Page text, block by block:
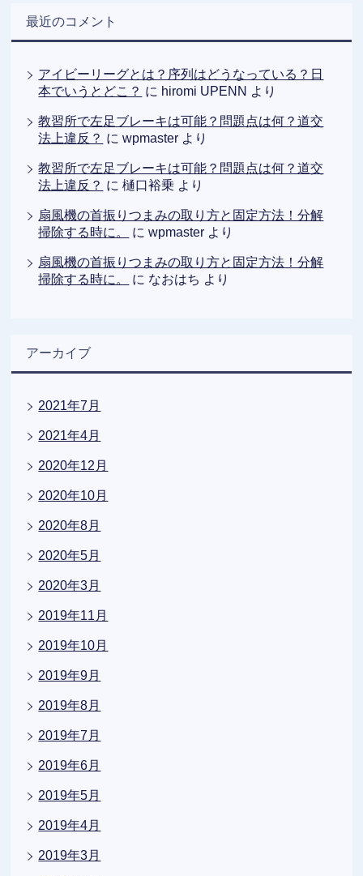
最近のコメント
アイビーリーグとは？序列はどうなっている？日
本でいうとどこ？ に hiromi UPENN より
教習所で左足ブレーキは可能？問題点は何？道交
法上違反？ にwpmaster より
教習所で左足ブレーキは可能？問題点は何？道交
法上違反？ に樋口裕乗 より
扇風機の首振りつまみの取り方と固定方法！分解
掃除する時に。
にwpmaster より
扇風機の首振りつまみの取り方と固定方法！分解
掃除する時に。
に なおはち より
アーカイブ
2021年7月
2021年4月
2020年12月
2020年10月
2020年8月
2020年5月
2020年3月
2019年11月
2019年10月
2019年9月
2019年8月
2019年7月
2019年6月
2019年5月
2019年4月
2019年3月